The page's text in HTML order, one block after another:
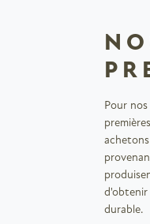
Pour
d'obtenir
durable.